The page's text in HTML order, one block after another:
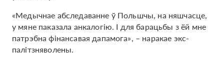
«Медычнае абследаванне ў Польшчы, на няшчасце,
у мяне паказала анкалогію. І для барацьбы з ёй мне
патрэбна фінансавая дапамога», – наракае экс-
палітзняволены.